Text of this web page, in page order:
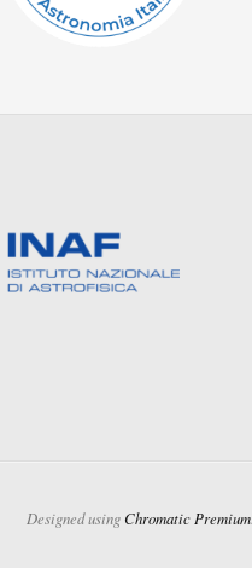
Designed usingChromatic Premium